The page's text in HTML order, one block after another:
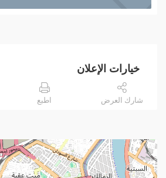
خيارات الإعلان
شارك العرض اطبع